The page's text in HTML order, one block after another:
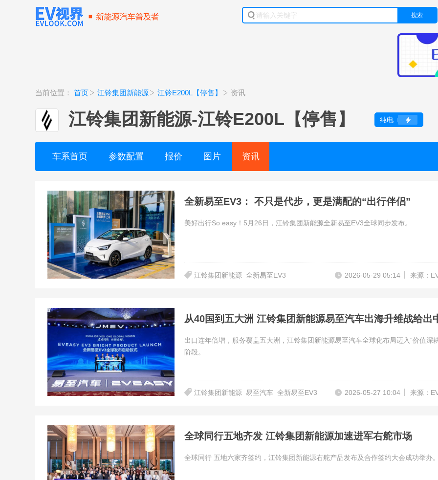
搜索
当前位置： 首页 江铃集团新能源 江铃E200L【停售】 资讯
江铃集团新能源-江铃E200L【停售】 纯电
车系首页 参数配置 报价 图片 资讯
全新易至EV3： 不只是代步，更是满配的“出行伴侣”
美好出行So easy！5月26日，江铃集团新能源全新易至EV3全球同步发布。
江铃集团新能源 全新易至EV3 来源：
2026-05-29 05:14
出口连年倍增，服务覆盖五大洲，江铃集团新能源易至汽车全球化布局迈入“价值深
阶段。
江铃集团新能源 易至汽车 全新易至EV3 来源：
2026-05-27 10:04
全球同行五地齐发 江铃集团新能源加速进军右舵市场
全球同行 五地六家齐签约，江铃集团新能源右舵产品发布及合作签约大会成功举办。